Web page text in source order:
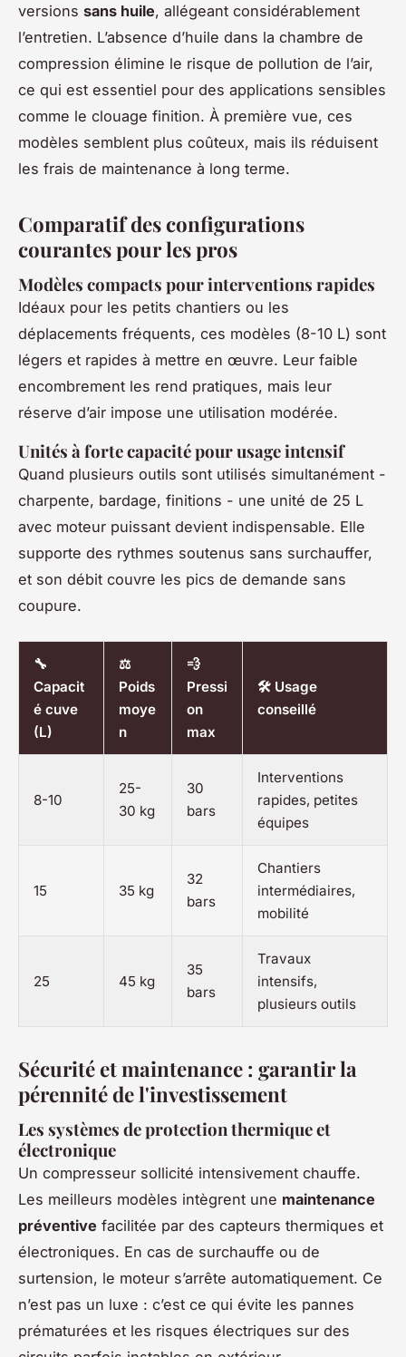
versions sans huile, allégeant considérablement
l’entretien. L’absence d’huile dans la chambre de
compression élimine le risque de pollution de l’air,
ce qui est essentiel pour des applications sensibles
comme le clouage finition. À première vue, ces
modèles semblent plus coûteux, mais ils réduisent
les frais de maintenance à long terme.
Comparatif des configurations
courantes pour les pros
Modèles compacts pour interventions rapides
Idéaux pour les petits chantiers ou les
déplacements fréquents, ces modèles (8-10 L) sont
légers et rapides à mettre en œuvre. Leur faible
encombrement les rend pratiques, mais leur
réserve d’air impose une utilisation modérée.
Unités à forte capacité pour usage intensif
Quand plusieurs outils sont utilisés simultanément -
charpente, bardage, finitions - une unité de 25 L
avec moteur puissant devient indispensable. Elle
supporte des rythmes soutenus sans surchauffer,
et son débit couvre les pics de demande sans
coupure.
🔧
Capacit
é cuve
(L)
⚖️
Poids
moye
n
💨
Pressi
on
max
🛠️ Usage
conseillé
8-10
25-
30 kg
30
bars
Interventions
rapides, petites
équipes
15 35 kg
32
bars
Chantiers
intermédiaires,
mobilité
25 45 kg
35
bars
Travaux
intensifs,
plusieurs outils
Sécurité et maintenance : garantir la
pérennité de l'investissement
Les systèmes de protection thermique et
électronique
Un compresseur sollicité intensivement chauffe.
Les meilleurs modèles intègrent une maintenance
préventive facilitée par des capteurs thermiques et
électroniques. En cas de surchauffe ou de
surtension, le moteur s’arrête automatiquement. Ce
n’est pas un luxe : c’est ce qui évite les pannes
prématurées et les risques électriques sur des